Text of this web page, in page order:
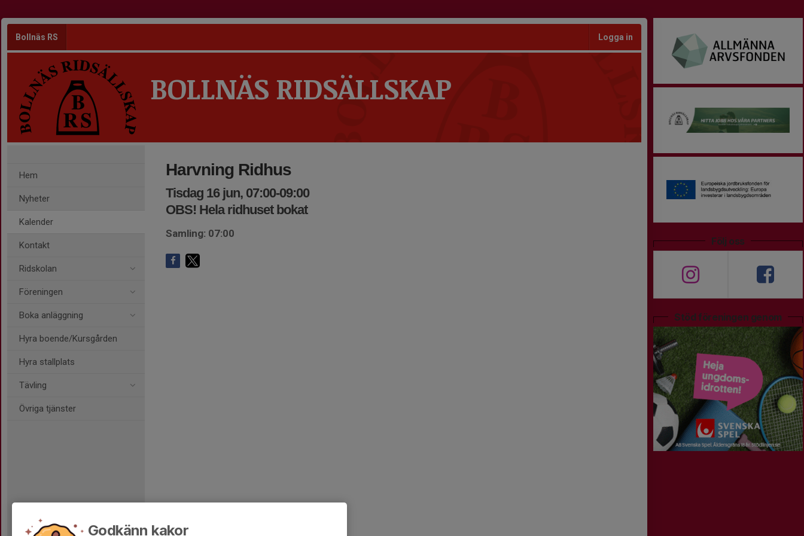
Bollnäs RS Logga in
BOLLNÄS RIDSÄLLSKAP
Hem
Nyheter
Kalender
Kontakt
Ridskolan
Föreningen
Boka anläggning
Hyra boende/Kursgården
Hyra stallplats
Tävling
Övriga tjänster
Harvning Ridhus
Tisdag 16 jun, 07:00-09:00
OBS! Hela ridhuset bokat
Samling: 07:00
Följ oss
Stöd föreningen genom
Godkänn kakor